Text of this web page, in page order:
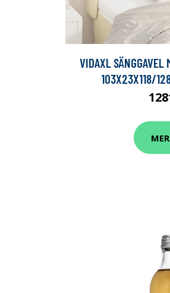
VIDAXL SÄNGGAVEL
103X23X118/